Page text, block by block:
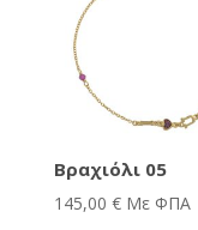
Βραχιόλι 05
145,00 € Με ΦΠΑ